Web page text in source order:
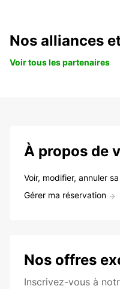
Nos alliances
Voir tous les partenaires
À propos de
Voir, modifier, annuler
Gérer ma réservation
Nos offres
Inscrivez-vous à